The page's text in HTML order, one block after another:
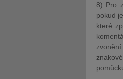
8) Pro
pokud
které